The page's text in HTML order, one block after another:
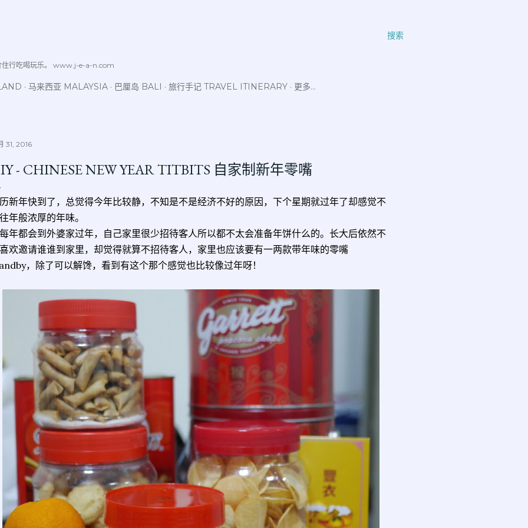
搜索
住行吃喝玩乐。 www.j-e-a-n.com
马来西亚 MALAYSIA 巴厘岛 BALI 旅行手记 TRAVEL ITINERARY 更多…
31, 2016
- CHINESE NEW YEAR TITBITS 自家制新年零嘴
新年快到了，总觉得今年比较静，不知是不是经济不好的原因，下个星期就过年了却感觉不
年般浓厚的年味。
年都会到外婆家过年，自己家里很少招待客人所以都不太会准备年饼什么的。长大后依然不
欢邀请谁谁到家里，却觉得就算不招待客人，家里也应该要有一两款带年味的零嘴
，除了可以解馋，看到有这个那个感觉也比较像过年呀！